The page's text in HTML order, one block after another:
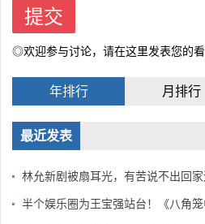
◎欢迎参与讨论，请在这里发表您的看
年排行 月排行
最近发表
林允新剧被扇耳光，有苦说不出回家
半个娱乐圈为王宝强站台！《八角